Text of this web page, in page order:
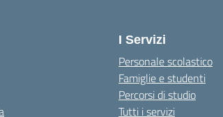
I Servizi
Personale scolastico
Famiglie e studenti
Percorsi di studio
Tutti i servizi